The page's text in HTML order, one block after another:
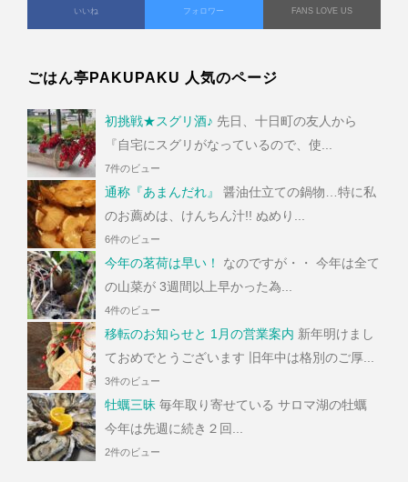
いいね フォロワー FANS LOVE US
ごはん亭PAKUPAKU 人気のページ
初挑戦★スグリ酒♪ 先日、十日町の友人から
『自宅にスグリがなっているので、使...
7件のビュー
通称『あまんだれ』
醤油仕立ての鍋物…特に私
のお薦めは、けんちん汁!! ぬめり...
6件のビュー
今年の茗荷は早い！
なのですが・・ 今年は全て
の山菜が 3週間以上早かった為...
4件のビュー
移転のお知らせと 1月の営業案内 新年明けまし
ておめでとうございます 旧年中は格別のご厚...
3件のビュー
牡蠣三昧 毎年取り寄せている サロマ湖の牡蠣
今年は先週に続き２回...
2件のビュー